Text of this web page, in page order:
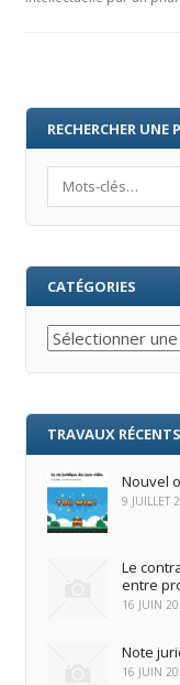
RECHERCHER
CATÉGORIES
Catégories
TRAVAUX RÉCENTS
Nouvel
9 JUILLET
Le
entre
16 JUIN
Note
16 JUIN